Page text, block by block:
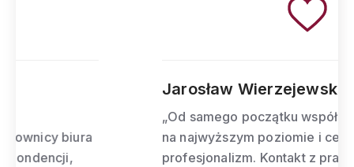
Jarosław Wierzejewski
„Od samego początku współpraca przebiega
na najwyższym poziomie i cechuje ją pełen
profesjonalizm. Kontakt z pracownikami jest